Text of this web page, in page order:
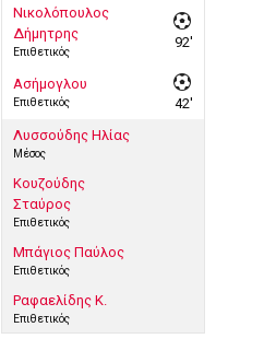
Νικολόπουλος
Δήμητρης
Επιθετικός
92'
Ασήμογλου
Επιθετικός
42'
Λυσσούδης Ηλίας
Μέσος
Κουζούδης
Σταύρος
Επιθετικός
Μπάγιος Παύλος
Επιθετικός
Ραφαελίδης Κ.
Επιθετικός